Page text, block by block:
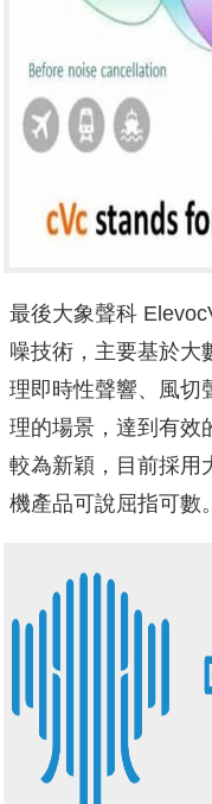
最後大象聲科
噪技術，主要基於大
理即時性聲響、風切
理的場景，達到有效
較為新穎，目前採用
機產品可說屈指可數。